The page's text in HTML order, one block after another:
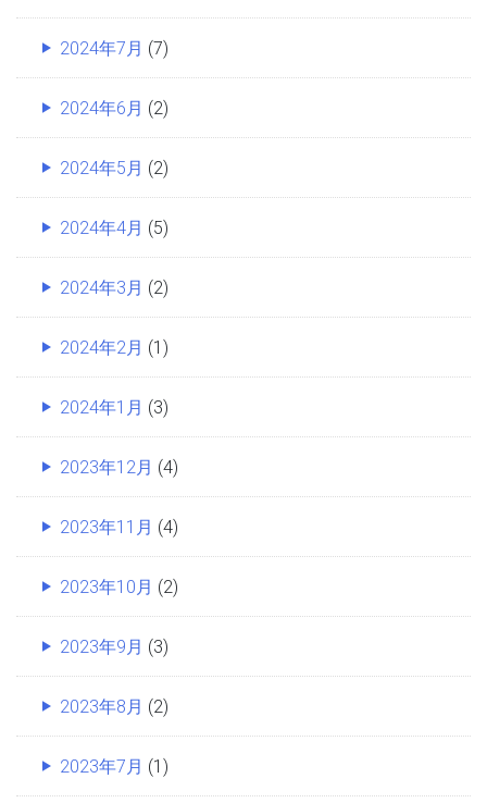
2024年7月 (7)
2024年6月 (2)
2024年5月 (2)
2024年4月 (5)
2024年3月 (2)
2024年2月 (1)
2024年1月 (3)
2023年12月 (4)
2023年11月 (4)
2023年10月 (2)
2023年9月 (3)
2023年8月 (2)
2023年7月 (1)